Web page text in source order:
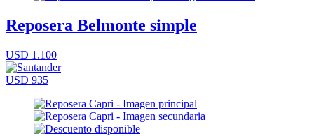
Reposera Belmonte simple
USD 1.100
USD 935